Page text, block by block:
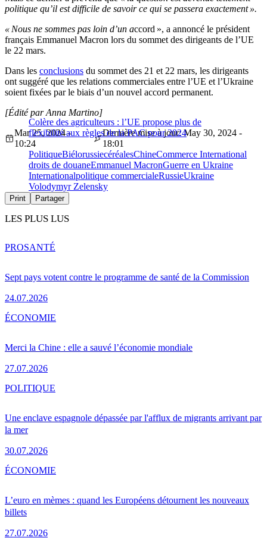
politique qu’il est difficile de savoir ce qui se passera exactement ».
« Nous ne sommes pas loin d’un accord », a annoncé le président
français Emmanuel Macron lors du sommet des dirigeants de l’UE
le 22 mars.
Dans les conclusions du sommet des 21 et 22 mars, les dirigeants
ont suggéré que les relations commerciales entre l’UE et l’Ukraine
soient fixées par le biais d’un nouvel accord permanent.
Colère des agriculteurs : l’UE propose plus de
flexibilité aux règles de la PAC pour 2024
[Édité par Anna Martino]
Mar 25, 2024 -
10:24
Dernière mise à jour: May 30, 2024 -
18:01
PolitiqueBiélorussiecéréalesChineCommerce International
droits de douaneEmmanuel MacronGuerre en Ukraine
Internationalpolitique commercialeRussieUkraine
Volodymyr Zelensky
Print Partager
LES PLUS LUS
Sept pays votent contre le programme de santé de la Commission
24.07.2026
PROSANTÉ
Merci la Chine : elle a sauvé l’économie mondiale
27.07.2026
ÉCONOMIE
Une enclave espagnole dépassée par l'afflux de migrants arrivant par
la mer
30.07.2026
POLITIQUE
L’euro en mèmes : quand les Européens détournent les nouveaux
billets
27.07.2026
ÉCONOMIE